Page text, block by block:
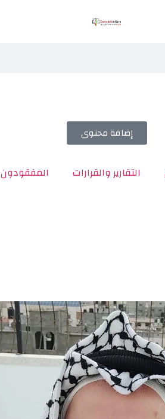
إضافة محتوى
التقارير والقرارات المفقودون